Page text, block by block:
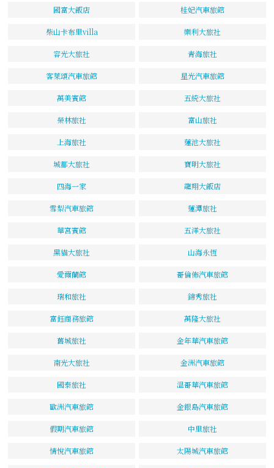
國富大飯店 桂妃汽車旅館
柴山卡布里villa 樂利大旅社
容光大旅社 青海旅社
客萊頌汽車旅館 星光汽車旅館
萬美賓館 五統大旅社
榮林旅社 富山旅社
上海旅社 蓮池大旅社
城都大旅社 寶明大旅社
四海一家 龍翔大飯店
雪梨汽車旅館 蓮潭旅社
華宮賓館 五洋大旅社
黑貓大旅社 山海永恆
愛爾蘭館 哥倫佈汽車旅館
瑞和旅社 錦秀旅社
富鈺商務旅館 萬隆大旅社
舊城旅社 金年華汽車旅館
南光大旅社 金洲汽車旅館
國泰旅社 溫哥華汽車旅館
歐洲汽車旅館 金銀島汽車旅館
假期汽車旅館 中里旅社
情悅汽車旅館 太陽城汽車旅館